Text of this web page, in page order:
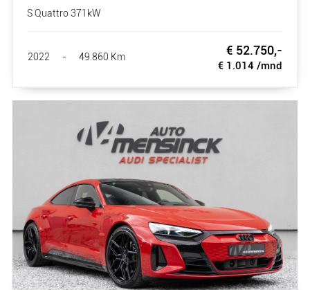
S Quattro 371kW
2022 - 49.860 Km € 52.750,-
€ 1.014 /mnd